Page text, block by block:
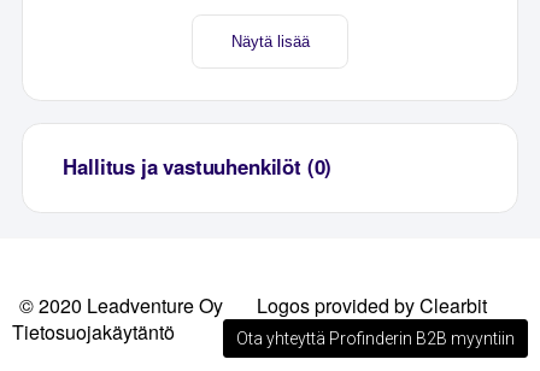
Näytä lisää
Hallitus ja vastuuhenkilöt (0)
© 2020 Leadventure Oy
Logos provided by Clearbit
Tietosuojakäytäntö
Ota yhteyttä Profinderin B2B myyntiin